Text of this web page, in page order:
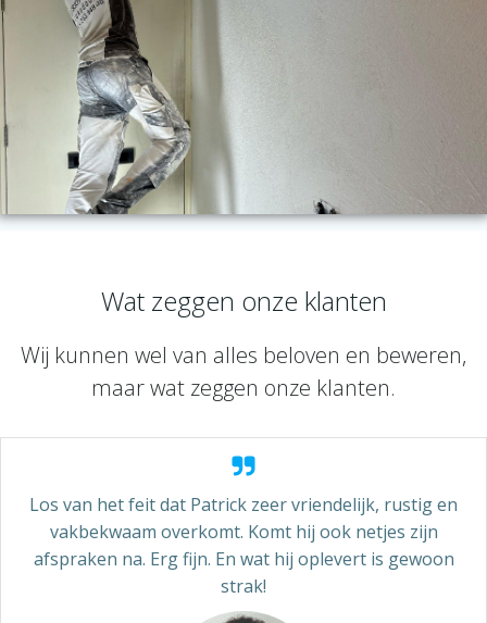
Wat zeggen onze klanten
Wij kunnen wel van alles beloven en beweren,
maar wat zeggen onze klanten.
Los van het feit dat Patrick zeer vriendelijk, rustig en
vakbekwaam overkomt. Komt hij ook netjes zijn
afspraken na. Erg fijn. En wat hij oplevert is gewoon
strak!